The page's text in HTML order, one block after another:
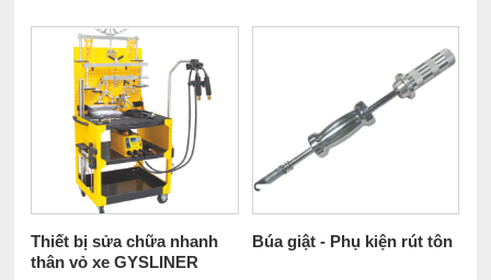
Thiết bị sửa chữa nhanh
thân vỏ xe GYSLINER
Búa giật - Phụ kiện rút tôn